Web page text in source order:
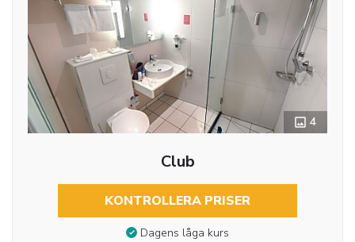
4
Club
KONTROLLERA PRISER
Dagens låga kurs